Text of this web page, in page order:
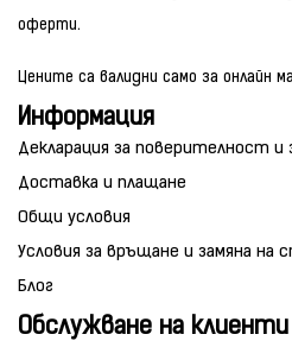
оферти.
Цените са валидни само за онлайн
Информация
Декларация за поверителност
Доставка и плащане
Общи условия
Условия за връщане и замяна на
Блог
Обслужване на клиенти